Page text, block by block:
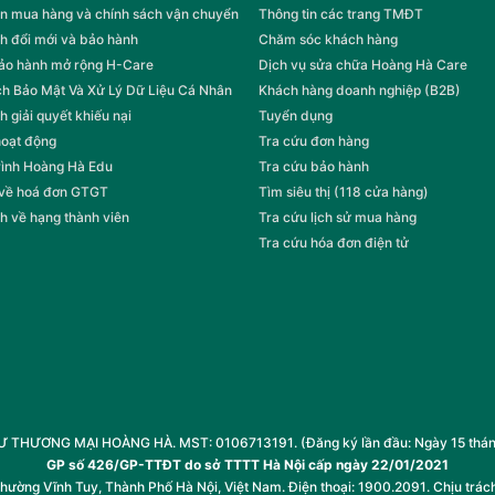
Điều này giúp giảm chi phí điện hàng
ra, Twin Inverter cũng giúp tủ lạnh hoạt
một không gian yên tĩnh trong căn
làm lạnh đa chiều, thiết kế
tích hợp hệ thống làm lạnh đa
Công nghệ này đảm bảo thực phẩm
tượng làm lạnh không đều, giúp bảo
tối đa hiện tượng đóng tuyết, nhờ đó
Đồng thời, thực phẩm vẫn được giữ
thời gian dài.
biệt, cho phép người dùng linh hoạt
mềm hoặc ngăn mát theo ý muốn. Dải
dùng bảo quản đa dạng thực phẩm
mềm, hoặc thực phẩm cần bảo quản
mua hàng và chính sách vận chuyển
đổi mới và bảo hành
hành mở rộng H-Care
Bảo Mật Và Xử Lý Dữ Liệu Cá Nhân
giải quyết khiếu nại
động
Hoàng Hà Edu
hoá đơn GTGT
về hạng thành viên
Thông tin các trang TMĐT
Chăm sóc khách hàng
Dịch vụ sửa chữa Hoàng Hà Care
Khách hàng doanh nghiệp (B2B)
Tuyển dụng
Tra cứu đơn hàng
Tra cứu bảo hành
Tìm siêu thị (118 cửa hàng)
Tra cứu lịch sử mua hàng
Tra cứu hóa đơn điện tử
THƯƠNG MẠI HOÀNG HÀ. MST: 0106713191. (Đăng ký lần đầu: Ngày 15
GP số 426/GP-TTĐT do sở TTTT Hà Nội cấp ngày 22/01/2021
Vĩnh Tuy, Thành Phố Hà Nội, Việt Nam. Điện thoại: 1900.2091. Chịu